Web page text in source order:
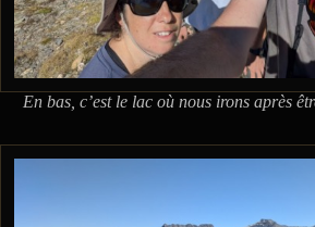
En bas, c’est le lac où nous irons après